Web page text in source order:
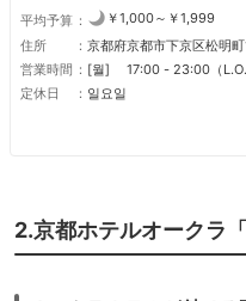
平均予算
￥1,000～￥1,999
住所
京都府京都市下京区松明
営業時間
[월] 17:00 - 23:00（
22:45） [수] 17:00 -
定休日 일요일
2.京都ホテルオークラ